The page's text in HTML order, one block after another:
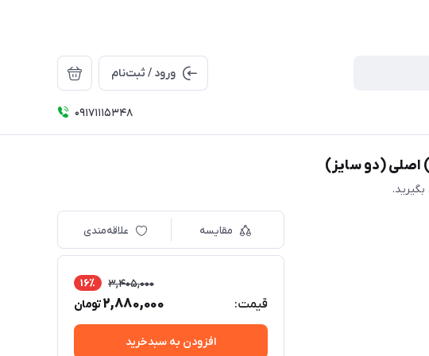
ورود / ثبت‌نام
09171115348
مقایسه علاقه‌مندی
قیمت:
3,405,000 16٪
2,880,000تومان
افزودن به سبدخرید